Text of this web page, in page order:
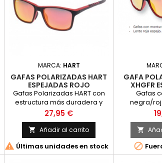
MARCA: HART
GAFAS POLARIZADAS HART
ESPEJADAS ROJO
Gafas Polarizadas HART con
estructura más duradera y
cómoda, gracias a su
composición en polímero
TR90, ideal para una gafa
deportiva.Son flotantes e
incluyen estuche rígido rojo
de Hart, gamuza y cinta.
Precio
27,95 €
 Añadir al carrito
 Últimas unidades en stock
GAFA
XHGFR
Gafas
negra/

